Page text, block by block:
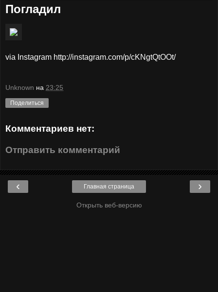
Погладил
via Instagram http://instagram.com/p/cKNgtQtOOt/
Unknown на 23:25
Поделиться
Комментариев нет:
Отправить комментарий
‹ ›
Главная страница
Открыть веб-версию